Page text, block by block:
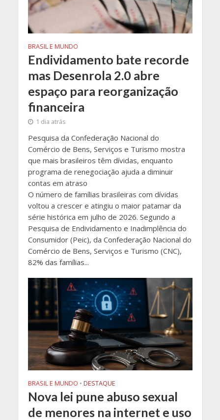
BRASIL E MUNDO
Endividamento bate recorde
mas Desenrola 2.0 abre
espaço para reorganização
financeira
1 dia atrás
Pesquisa da Confederação Nacional do
Comércio de Bens, Serviços e Turismo mostra
que mais brasileiros têm dívidas, enquanto
programa de renegociação ajuda a diminuir
contas em atraso
O número de famílias brasileiras com dívidas
voltou a crescer e atingiu o maior patamar da
série histórica em julho de 2026. Segundo a
Pesquisa de Endividamento e Inadimplência do
Consumidor (Peic), da Confederação Nacional do
Comércio de Bens, Serviços e Turismo (CNC),
82% das famílias...
BRASIL E MUNDO • DESTAQUE
Nova lei pune abuso sexual
de menores na internet e uso